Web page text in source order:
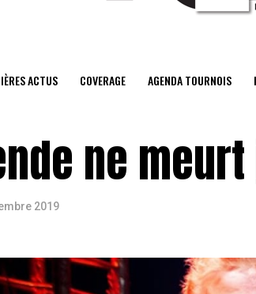
ACTUS COVERAGE AGENDA TOURNOIS
ne
2019